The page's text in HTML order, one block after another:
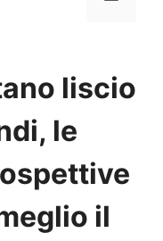
liscio
le
il